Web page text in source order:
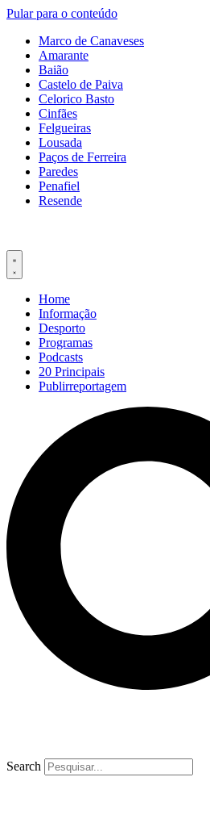
Pular para o conteúdo
Marco de Canaveses
Amarante
Baião
Castelo de Paiva
Celorico Basto
Cinfães
Felgueiras
Lousada
Paços de Ferreira
Paredes
Penafiel
Resende
Home
Informação
Desporto
Programas
Podcasts
20 Principais
Publirreportagem
Search